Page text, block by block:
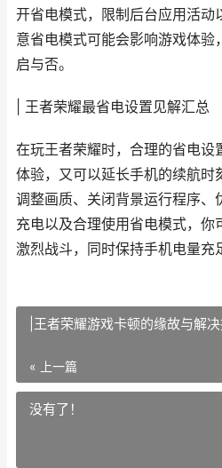
开省电模式，限制后台应用活动
意省电模式可能会影响游戏体验
启与否。
| 王者荣耀最省电设置见解汇总
在玩王者荣耀时，合理的省电设
体验，又可以延长手机的续航时
调整画质、关闭背景运行程序、
充电以及合理使用省电模式，你
激烈战斗，同时保持手机电量充
|王者荣耀游戏卡顿的缘故与解决
« 上一篇
没有了！